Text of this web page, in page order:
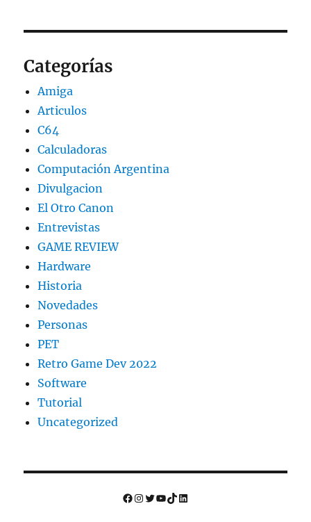
Categorías
Amiga
Articulos
C64
Calculadoras
Computación Argentina
Divulgacion
El Otro Canon
Entrevistas
GAME REVIEW
Hardware
Historia
Novedades
Personas
PET
Retro Game Dev 2022
Software
Tutorial
Uncategorized
Facebook
Instagram
Twitter
YouTube
TikTok
LinkedIn